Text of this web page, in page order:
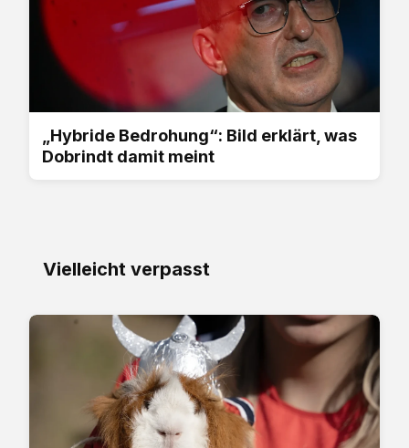
„Hybride Bedrohung“: Bild erklärt, was
Dobrindt damit meint
Vielleicht verpasst